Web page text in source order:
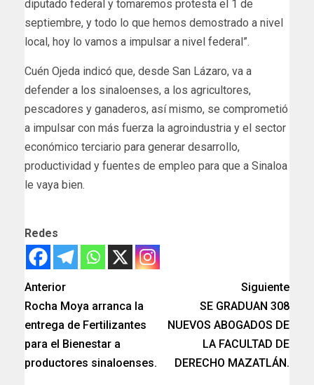
diputado federal y tomaremos protesta el 1 de
septiembre, y todo lo que hemos demostrado a nivel
local, hoy lo vamos a impulsar a nivel federal”.
Cuén Ojeda indicó que, desde San Lázaro, va a
defender a los sinaloenses, a los agricultores,
pescadores y ganaderos, así mismo, se comprometió
a impulsar con más fuerza la agroindustria y el sector
económico terciario para generar desarrollo,
productividad y fuentes de empleo para que a Sinaloa
le vaya bien.
Redes
Anterior
Rocha Moya arranca la
entrega de Fertilizantes
para el Bienestar a
productores sinaloenses.
Siguiente
SE GRADUAN 308
NUEVOS ABOGADOS DE
LA FACULTAD DE
DERECHO MAZATLÁN.